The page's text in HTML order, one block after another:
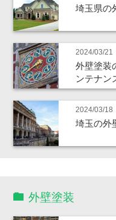
埼玉県の
2024/03/21
外壁塗装
ンテナン
2024/03/18
埼玉の外
外壁塗装